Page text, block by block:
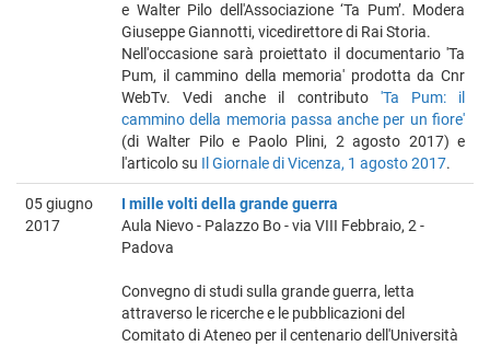
e Walter Pilo dell'Associazione ‘Ta Pum’. Modera
Giuseppe Giannotti, vicedirettore di Rai Storia.
Nell'occasione sarà proiettato il documentario 'Ta
Pum, il cammino della memoria' prodotta da Cnr
WebTv. Vedi anche il contributo 'Ta Pum: il
cammino della memoria passa anche per un fiore'
(di Walter Pilo e Paolo Plini, 2 agosto 2017) e
l'articolo su Il Giornale di Vicenza, 1 agosto 2017.
05 giugno
2017
I mille volti della grande guerra
Aula Nievo - Palazzo Bo - via VIII Febbraio, 2 -
Padova
Convegno di studi sulla grande guerra, letta
attraverso le ricerche e le pubblicazioni del
Comitato di Ateneo per il centenario dell'Università